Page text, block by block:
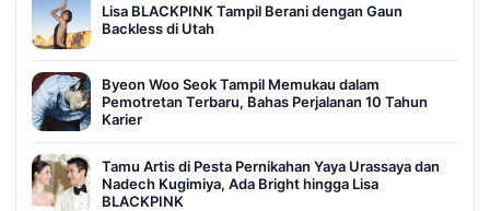
Lisa BLACKPINK Tampil Berani dengan Gaun
Backless di Utah
Byeon Woo Seok Tampil Memukau dalam
Pemotretan Terbaru, Bahas Perjalanan 10 Tahun
Karier
Tamu Artis di Pesta Pernikahan Yaya Urassaya dan
Nadech Kugimiya, Ada Bright hingga Lisa
BLACKPINK